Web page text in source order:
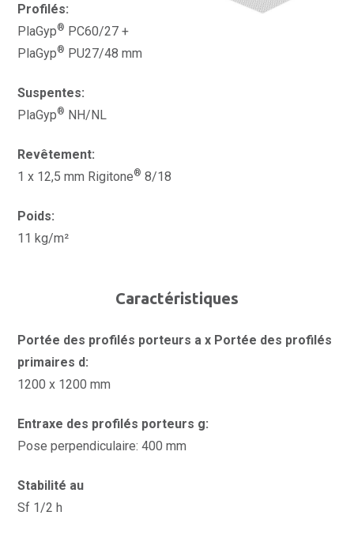
Profilés:
PlaGyp® PC60/27 +
PlaGyp® PU27/48 mm
Suspentes:
PlaGyp® NH/NL
Revêtement:
1 x 12,5 mm Rigitone® 8/18
Poids:
11 kg/m²
Caractéristiques
Portée des profilés porteurs a x Portée des profilés
primaires d:
1200 x 1200 mm
Entraxe des profilés porteurs g:
Pose perpendiculaire: 400 mm
Stabilité au
Sf 1/2 h